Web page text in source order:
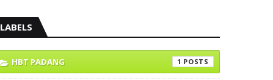
LABELS
HBT PADANG 1